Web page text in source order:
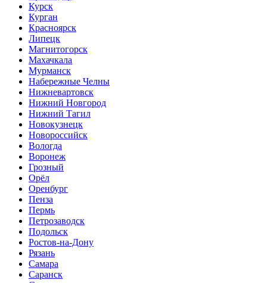
Курск
Курган
Красноярск
Липецк
Магнитогорск
Махачкала
Мурманск
Набережные Челны
Нижневартовск
Нижний Новгород
Нижний Тагил
Новокузнецк
Новороссийск
Вологда
Воронеж
Грозный
Орёл
Оренбург
Пенза
Пермь
Петрозаводск
Подольск
Ростов-на-Дону
Рязань
Самара
Саранск